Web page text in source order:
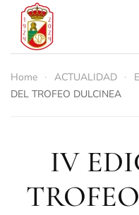
Skip to main content
Home ACTUALIDAD
DEL TROFEO DULCINEA
IV